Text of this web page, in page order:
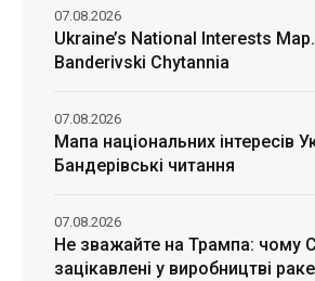
Ukraine’s National Interests
Banderivski Chytannia
07.08.2026
Мапа національних інтересів
Бандерівські читання
07.08.2026
Не зважайте на Трампа: чому
зацікавлені у виробництві
07.08.2026